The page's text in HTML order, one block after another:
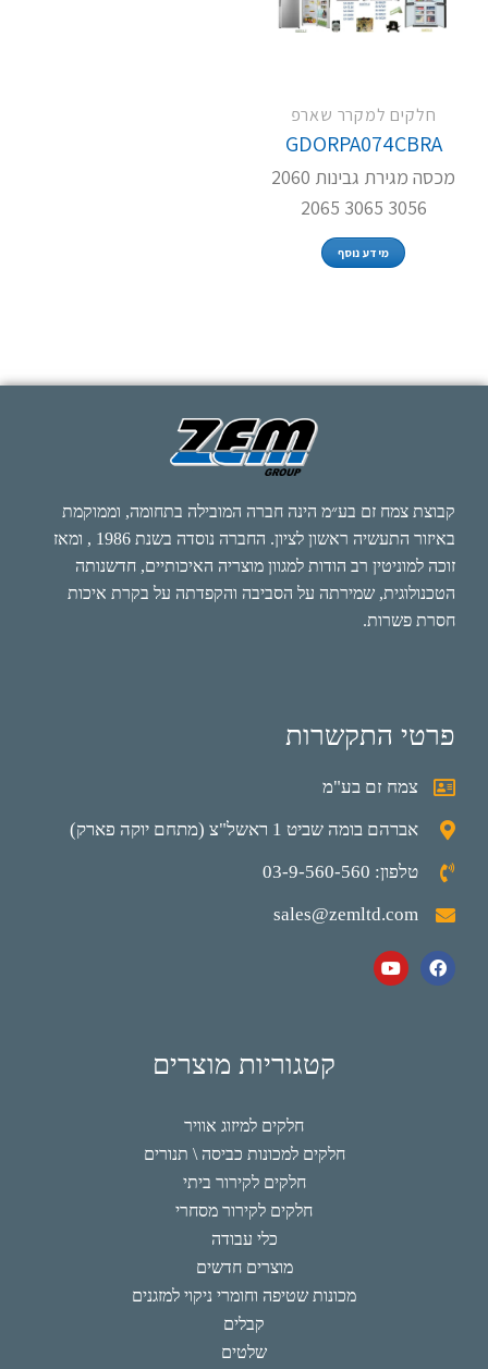
חלקים למקרר שארפ
GDORPA074CBRA
מכסה מגירת גבינות 2060
3056 3065 2065
מידע נוסף
קבוצת צמח זם בע״מ הינה חברה המובילה בתחומה, וממוקמת
באיזור התעשיה ראשון לציון. החברה נוסדה בשנת 1986 , ומאז
זוכה למוניטין רב הודות למגוון מוצריה האיכותיים, חדשנותה
הטכנולוגית, שמירתה על הסביבה והקפדתה על בקרת איכות
חסרת פשרות.
פרטי התקשרות
צמח זם בע"מ
אברהם בומה שביט 1 ראשל"צ (מתחם יוקה פארק)
טלפון: 03-9-560-560
sales@zemltd.com
קטגוריות מוצרים
חלקים למיזוג אוויר
חלקים למכונות כביסה \ תנורים
חלקים לקירור ביתי
חלקים לקירור מסחרי
כלי עבודה
מוצרים חדשים
מכונות שטיפה וחומרי ניקוי למזגנים
קבלים
שלטים